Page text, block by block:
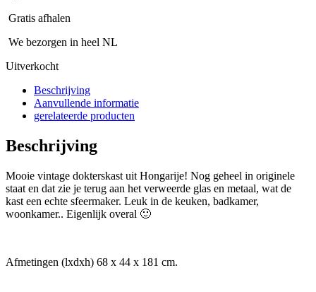
Gratis afhalen
We bezorgen in heel NL
Uitverkocht
Beschrijving
Aanvullende informatie
gerelateerde producten
Beschrijving
Mooie vintage dokterskast uit Hongarije! Nog geheel in originele
staat en dat zie je terug aan het verweerde glas en metaal, wat de
kast een echte sfeermaker. Leuk in de keuken, badkamer,
woonkamer.. Eigenlijk overal 🙂
Afmetingen (lxdxh) 68 x 44 x 181 cm.